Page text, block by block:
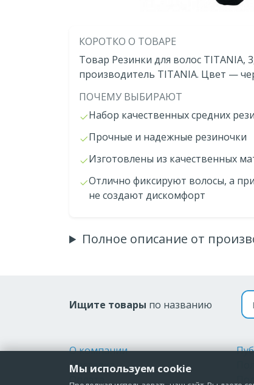
КОРОТКО О ТОВАРЕ
Товар Резинки для волос TITANIA,
производитель TITANIA. Цвет —
ПОЧЕМУ ВЫБИРАЮТ
Набор качественных средних
Прочные и надежные резиночки
Изготовлены из качественных
Отлично фиксируют волосы, а
не создают дискомфорт
Полное описание от
Ищите товары по названию
О компании
Доставка
Оплата
Мы используем cookie